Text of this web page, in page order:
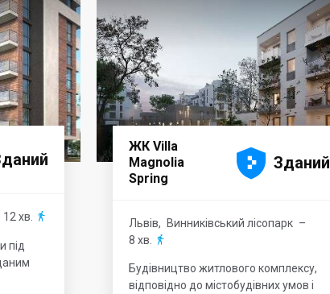
хв. 
під
ЖК Villa
Magnolia
Spring




 Зданий
Львів, Винниківський лісопарк –
8 хв.

Будівництво житлового комплексу,
відповідно до містобудівних умов і